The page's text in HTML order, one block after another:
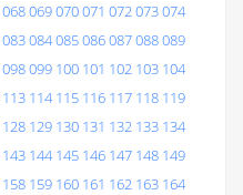
068069070071 072073074
083084085086087088089
098099 100 101 102 103 104
113 114 115 116 117 118 119
128 129 130 131 132 133 134
143 144 145 146 147 148 149
158 159 160 161 162 163 164